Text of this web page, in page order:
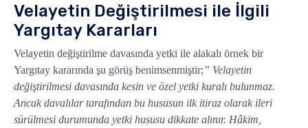
Velayetin Değiştirilmesi ile İlgili
Yargıtay Kararları
Velayetin değiştirilme davasında yetki ile alakalı örnek bir
Yargıtay kararında şu görüş benimsenmiştir;” Velayetin
değiştirilmesi davasında kesin ve özel yetki kuralı bulunmaz.
Ancak davalılar tarafından bu hususun ilk itiraz olarak ileri
sürülmesi durumunda yetki hususu dikkate alınır. Hâkim,